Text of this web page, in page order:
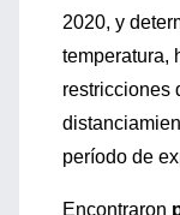
2020, y
temperatura,
restricciones
período de
Encontraron